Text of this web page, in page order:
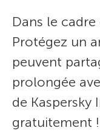
Dans le
Protégez un
peuvent
prolongée
de Kaspersky
gratuitement !